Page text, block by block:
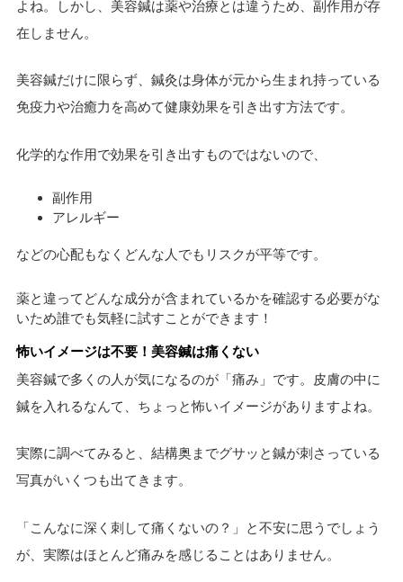
よね。しかし、 美容鍼は薬や治療とは違うため、副作用が存
在しません。
美容鍼だけに限らず、鍼灸は身体が元から生まれ持っている
免疫力や治癒力を高めて健康効果を引き出す方法です。
化学的な作用で効果を引き出すものではないので、
副作用
アレルギー
などの心配もなくどんな人でもリスクが平等です。
薬と違ってどんな成分が含まれているかを確認する必要がな
いため誰でも気軽に試すことができます！
怖いイメージは不要！美容鍼は痛くない
美容鍼で多くの人が気になるのが「痛み」です。皮膚の中に
鍼を入れるなんて、ちょっと怖いイメージがありますよね。
実際に調べてみると、結構奥までグサッと鍼が刺さっている
写真がいくつも出てきます。
「こんなに深く刺して痛くないの？」と不安に思うでしょう
が、実際はほとんど痛みを感じることはありません。